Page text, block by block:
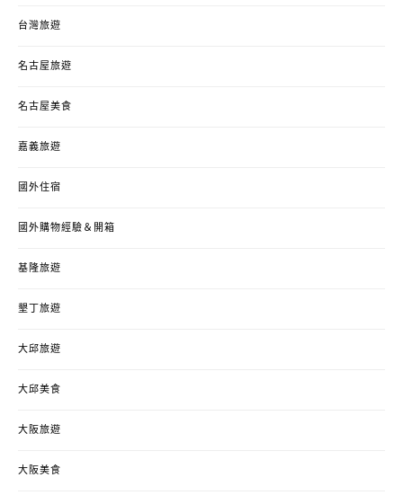
台灣旅遊
名古屋旅遊
名古屋美食
嘉義旅遊
國外住宿
國外購物經驗＆開箱
基隆旅遊
墾丁旅遊
大邱旅遊
大邱美食
大阪旅遊
大阪美食